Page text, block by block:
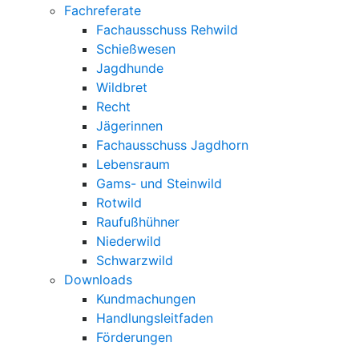
Fachreferate
Fachausschuss Rehwild
Schießwesen
Jagdhunde
Wildbret
Recht
Jägerinnen
Fachausschuss Jagdhorn
Lebensraum
Gams- und Steinwild
Rotwild
Raufußhühner
Niederwild
Schwarzwild
Downloads
Kundmachungen
Handlungsleitfaden
Förderungen